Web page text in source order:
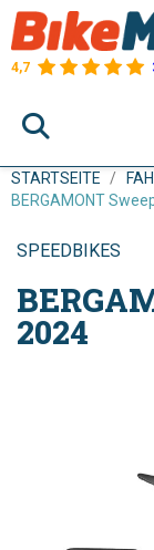
4,7
STARTSEITE
BERGAMONT
SPEEDBIKES
2024